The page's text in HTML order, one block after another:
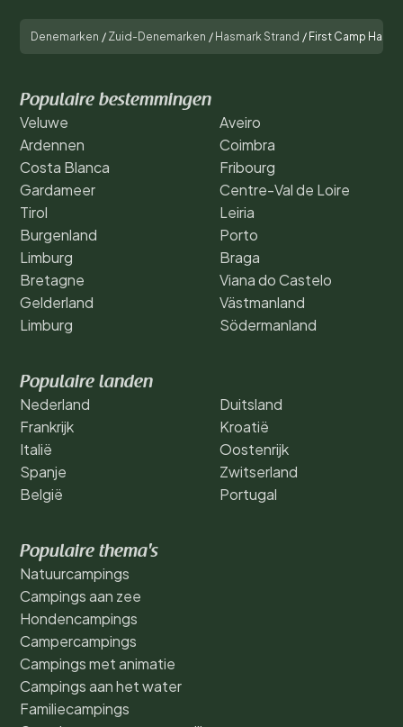
Denemarken / Zuid-Denemarken / Hasmark Strand / First Camp
Populaire bestemmingen
Veluwe
Ardennen
Costa Blanca
Gardameer
Tirol
Burgenland
Limburg
Bretagne
Gelderland
Limburg
Aveiro
Coimbra
Fribourg
Centre-Val de Loire
Leiria
Porto
Braga
Viana do Castelo
Västmanland
Södermanland
Populaire landen
Nederland
Frankrijk
Italië
Spanje
België
Duitsland
Kroatië
Oostenrijk
Zwitserland
Portugal
Populaire thema's
Natuurcampings
Campings aan zee
Hondencampings
Campercampings
Campings met animatie
Campings aan het water
Familiecampings